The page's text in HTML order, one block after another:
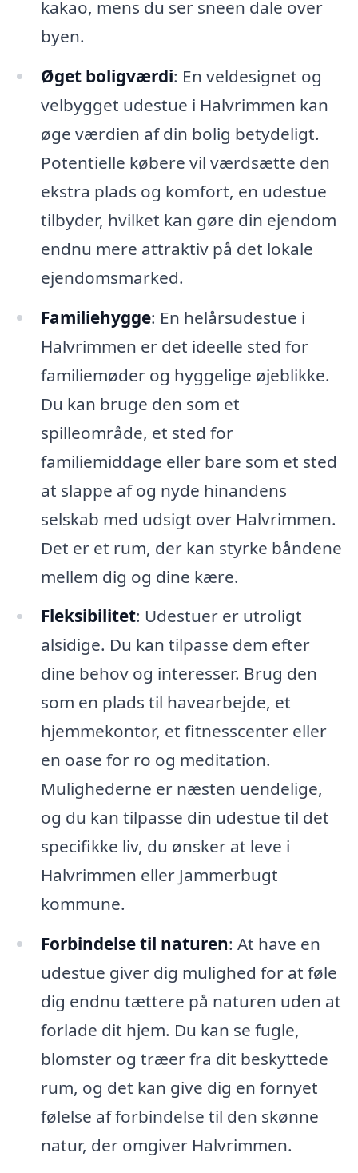
kakao, mens du ser sneen dale over
byen.
Øget boligværdi: En veldesignet og
velbygget udestue i Halvrimmen kan
øge værdien af din bolig betydeligt.
Potentielle købere vil værdsætte den
ekstra plads og komfort, en udestue
tilbyder, hvilket kan gøre din ejendom
endnu mere attraktiv på det lokale
ejendomsmarked.
Familiehygge: En helårsudestue i
Halvrimmen er det ideelle sted for
familiemøder og hyggelige øjeblikke.
Du kan bruge den som et
spilleområde, et sted for
familiemiddage eller bare som et sted
at slappe af og nyde hinandens
selskab med udsigt over Halvrimmen.
Det er et rum, der kan styrke båndene
mellem dig og dine kære.
Fleksibilitet: Udestuer er utroligt
alsidige. Du kan tilpasse dem efter
dine behov og interesser. Brug den
som en plads til havearbejde, et
hjemmekontor, et fitnesscenter eller
en oase for ro og meditation.
Mulighederne er næsten uendelige,
og du kan tilpasse din udestue til det
specifikke liv, du ønsker at leve i
Halvrimmen eller Jammerbugt
kommune.
Forbindelse til naturen: At have en
udestue giver dig mulighed for at føle
dig endnu tættere på naturen uden at
forlade dit hjem. Du kan se fugle,
blomster og træer fra dit beskyttede
rum, og det kan give dig en fornyet
følelse af forbindelse til den skønne
natur, der omgiver Halvrimmen.